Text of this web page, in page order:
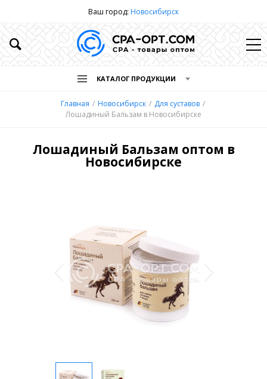
Ваш город: Новосибирск
КАТАЛОГ ПРОДУКЦИИ
Главная Новосибирск
Для суставов
Лошадиный Бальзам в Новосибирске
Лошадиный Бальзам оптом в
Новосибирске